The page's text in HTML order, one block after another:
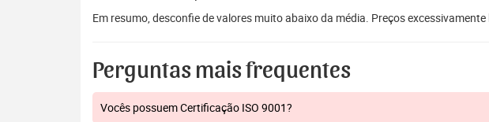
Em resumo, desconfie de valores muito abaixo da média. Preços
Perguntas mais frequentes
Vocês possuem Certificação ISO 9001?